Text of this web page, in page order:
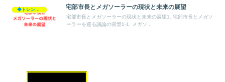
◆トレンド◆ 宅部市長とメガソーラーの現状と未来の展望
宅部市長とメガソーラーの現状と未来の展望1. 宅部市長とメガソ
ーラーを巡る議論の背景1-1. メガソ...